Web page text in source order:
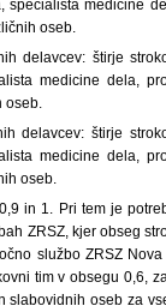
specialista medicine
oseb.
delavcev: štirje
medicine dela,
oseb.
delavcev: štirje
medicine dela,
oseb.
in 1. Pri tem je
ZRSZ, kjer obseg
službo ZRSZ
tim v obsegu 0,6,
oseb za